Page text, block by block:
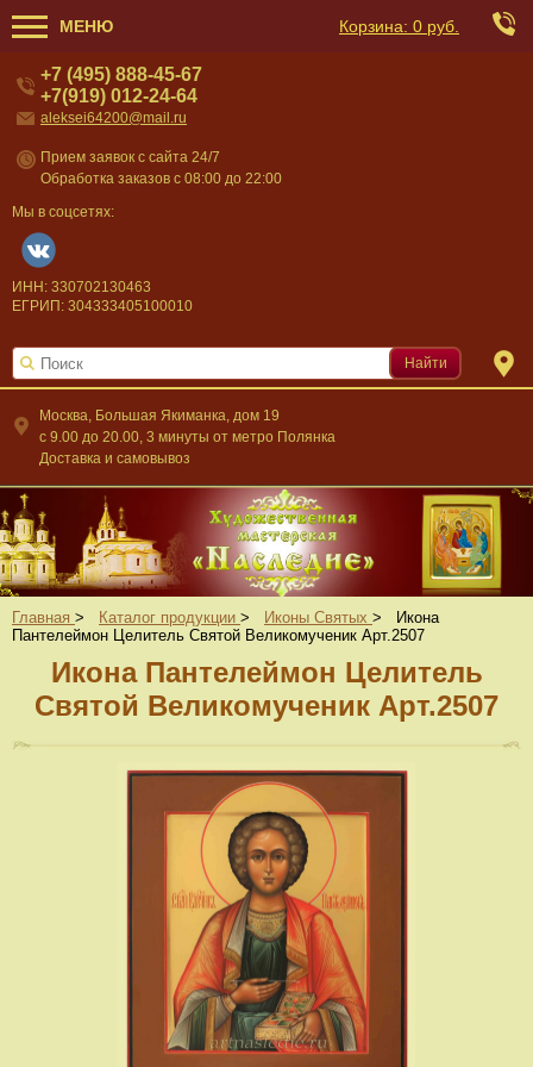
МЕНЮ Корзина: 0 руб.
Москва, Большая Якиманка, дом 19
c 9.00 до 20.00, 3 минуты от метро Полянка
Доставка и самовывоз
+7 (495) 888-45-67
+7(919) 012-24-64
aleksei64200@mail.ru
Прием заявок с сайта 24/7
Обработка заказов с 08:00 до 22:00
Мы в соцсетях:
ИНН: 330702130463
ЕГРИП: 304333405100010
Найти
Главная > Каталог продукции > Иконы Святых >
Икона
Пантелеймон Целитель Святой Великомученик Арт.2507
Икона Пантелеймон Целитель
Святой Великомученик Арт.2507